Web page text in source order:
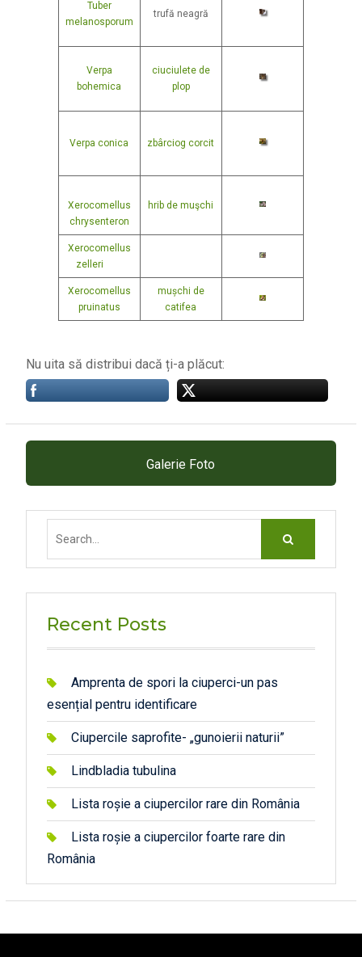
Tuber
melanosporum
trufă neagră
Verpa
bohemica
ciuciulete de
plop
Verpa conica zbârciog corcit
Xerocomellus
chrysenteron
hrib de muşchi
Xerocomellus
zelleri
Xerocomellus
pruinatus
mușchi de
catifea
Nu uita să distribui dacă ți-a plăcut:
Galerie Foto
Recent Posts
Amprenta de spori la ciuperci-un pas
esențial pentru identificare
Ciupercile saprofite- „gunoierii naturii”
Lindbladia tubulina
Lista roșie a ciupercilor rare din România
Lista roșie a ciupercilor foarte rare din
România